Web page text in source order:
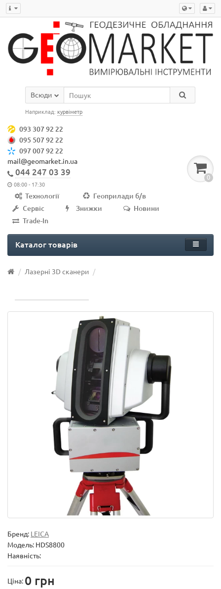
Всюди
Наприклад: курвіметр
093 307 92 22
095 507 92 22
097 007 92 22
mail@geomarket.in.ua
044 247 03 39
08:00 - 17:30
0
Технології
Геоприлади б/в
Сервіс
Знижки
Новини
Trade-In
Каталог товарів
Лазерні 3D сканери
Бренд: LEICA
Модель: HDS8800
Наявність:
Ціна: 0 грн